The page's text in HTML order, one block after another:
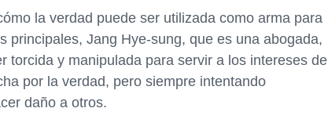
la verdad puede ser utilizada como arma para
principales, Jang Hye-sung, que es una abogada,
torcida y manipulada para servir a los intereses de
por la verdad, pero siempre intentando
daño a otros.